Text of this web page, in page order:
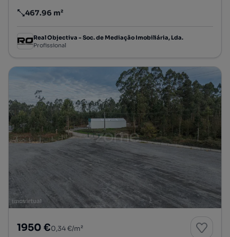
Preço por metro quadrado
467.96 m²
Real Objectiva - Soc. de Mediação Imobiliária, Lda.
Profissional
1950 €0,34 €/m²